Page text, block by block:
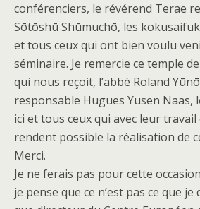
conférenciers, le révérend Terae
Sōtōshū Shūmuchō, les
et tous ceux qui ont bien voulu
séminaire. Je remercie ce temple
qui nous reçoit, l’abbé Roland
responsable Hugues Yusen Naas,
ici et tous ceux qui avec leur
rendent possible la réalisation de
Merci.
Je ne ferais pas pour cette
je pense que ce n’est pas ce que